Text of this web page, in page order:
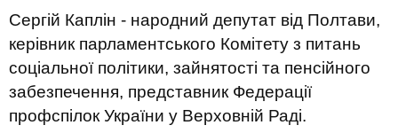
Сергій Каплін - народний депутат від Полтави,
керівник парламентського Комітету з питань
соціальної політики, зайнятості та пенсійного
забезпечення, представник Федерації
профспілок України у Верховній Раді.